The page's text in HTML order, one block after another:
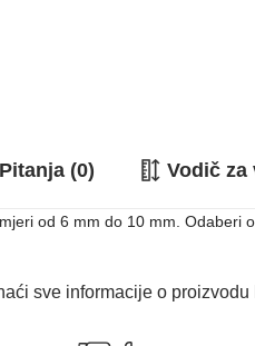
Pitanja (0) Vodič za
od 6 mm do 10 mm. Odaberi
sve informacije o proizvodu